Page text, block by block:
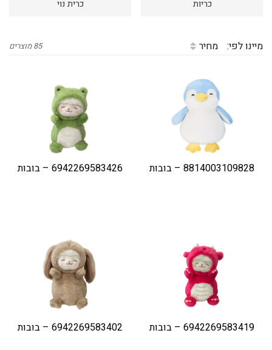
טיפוח
טקסטיל לבית
מטבח
מסיבות וימי הולדת
משחקים
קוסמטיקה
תיקים ואביזרים
כריות כרית נוי
מיינו לפי: מחיר 85 מוצרים
8814003109828 – בובות 6942269583426 – בובות
6942269583419 – בובות 6942269583402 – בובות